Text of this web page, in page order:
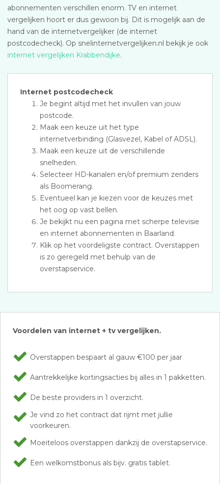
abonnementen verschillen enorm. TV en internet
vergelijken hoort er dus gewoon bij. Dit is mogelijk aan de
hand van de internetvergelijker (de internet
postcodecheck). Op snelinternetvergelijken.nl bekijk je ook
internet vergelijken Krabbendijke.
Internet postcodecheck
Je begint altijd met het invullen van jouw
postcode.
Maak een keuze uit het type
internetverbinding (Glasvezel, Kabel of ADSL).
Maak een keuze uit de verschillende
snelheden.
Selecteer HD-kanalen en/of premium zenders
als Boomerang.
Eventueel kan je kiezen voor de keuzes met
het oog op vast bellen.
Je bekijkt nu een pagina met scherpe televisie
en internet abonnementen in Baarland.
Klik op het voordeligste contract. Overstappen
is zo geregeld met behulp van de
overstapservice.
Voordelen van internet + tv vergelijken.
Overstappen bespaart al gauw €100 per jaar
Aantrekkelijke kortingsacties bij alles in 1 pakketten.
De beste providers in 1 overzicht.
Je vind zo het contract dat rijmt met jullie
voorkeuren.
Moeiteloos overstappen dankzij de overstapservice.
Een welkomstbonus als bijv. gratis tablet.